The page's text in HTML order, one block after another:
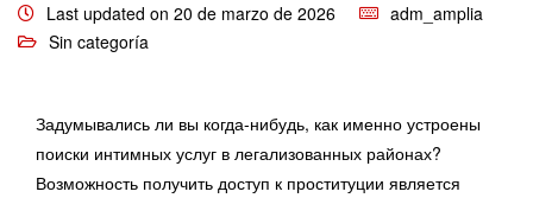
Last updated on 20 de marzo de 2026
adm_amplia
Sin categoría
Задумывались ли вы когда-нибудь, как именно устроены
поиски интимных услуг в легализованных районах?
Возможность получить доступ к проституции является